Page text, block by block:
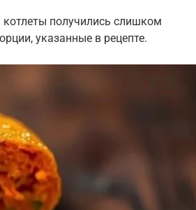
получились слишком
указанные в рецепте.